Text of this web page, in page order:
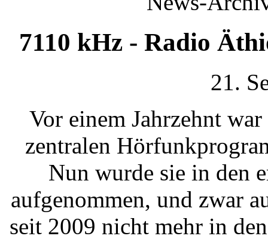
7110 kHz - Radio
21.
Vor einem Jahrzehnt
zentralen
Nun wurde sie in den
aufgenommen, und zwar
seit 2009 nicht mehr in